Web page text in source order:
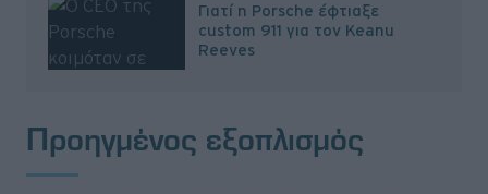
Γιατί η Porsche έφτιαξε
custom 911 για τον Keanu
Reeves
Προηγμένος εξοπλισμός